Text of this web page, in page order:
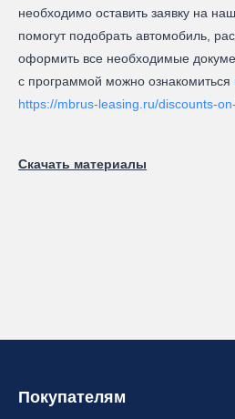
необходимо оставить заявку на
помогут подобрать автомобиль,
оформить все необходимые
с программой можно ознакомиться
https://mbrus-leasing.ru/discounts-
Скачать материалы
Покупателям